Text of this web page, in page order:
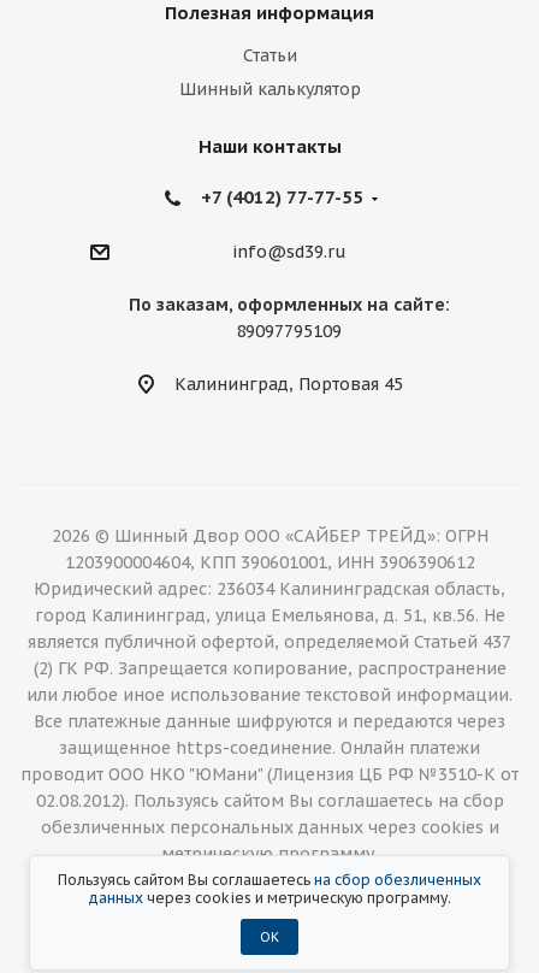
Полезная информация
Статьи
Шинный калькулятор
Наши контакты
+7 (4012) 77-77-55
info@sd39.ru
По заказам, оформленных на сайте:
89097795109
Калининград, Портовая 45
2026 © Шинный Двор ООО «САЙБЕР ТРЕЙД»: ОГРН
1203900004604, КПП 390601001, ИНН 3906390612
Юридический адрес: 236034 Калининградская область,
город Калининград, улица Емельянова, д. 51, кв.56. Не
является публичной офертой, определяемой Статьей 437
(2) ГК РФ. Запрещается копирование, распространение
или любое иное использование текстовой информации.
Все платежные данные шифруются и передаются через
защищенное https-соединение. Онлайн платежи
проводит ООО НКО "ЮМани" (Лицензия ЦБ РФ №3510-К от
02.08.2012). Пользуясь сайтом Вы соглашаетесь на сбор
обезличенных персональных данных через cookies и
метрическую программу.
Пользуясь сайтом Вы соглашаетесь на сбор обезличенных
данныхчерез cookies и метрическую программу.
ОК